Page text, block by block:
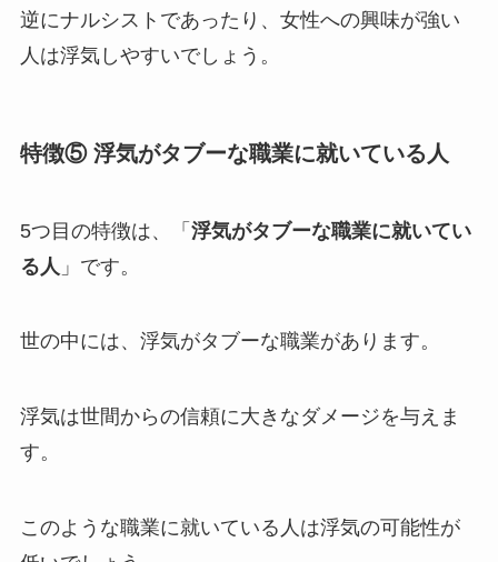
逆にナルシストであったり、女性への興味が強い
人は浮気しやすいでしょう。
特徴⑤ 浮気がタブーな職業に就いている人
5つ目の特徴は、「 浮気がタブーな職業に就いてい
る人 」です。
世の中には、浮気がタブーな職業があります。
浮気は世間からの信頼に大きなダメージを与えま
す。
このような職業に就いている人は浮気の可能性が